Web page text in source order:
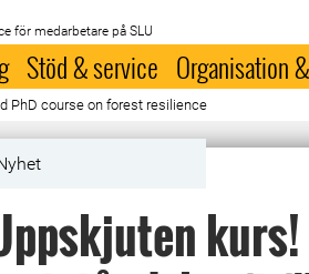
för medarbetare på SLU
Stöd & service Organisation
PhD course on forest resilience